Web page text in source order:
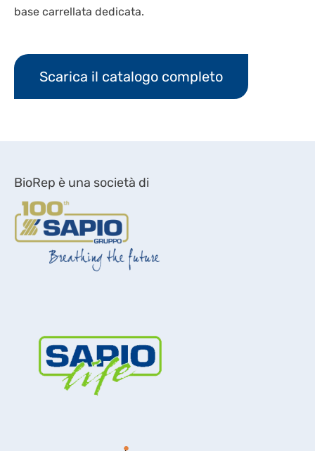
base carrellata dedicata.
Scarica il catalogo completo
BioRep è una società di